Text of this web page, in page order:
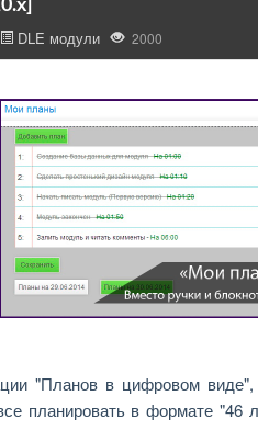
DLE модули 2000
"Планов в цифровом
планировать в формате "46